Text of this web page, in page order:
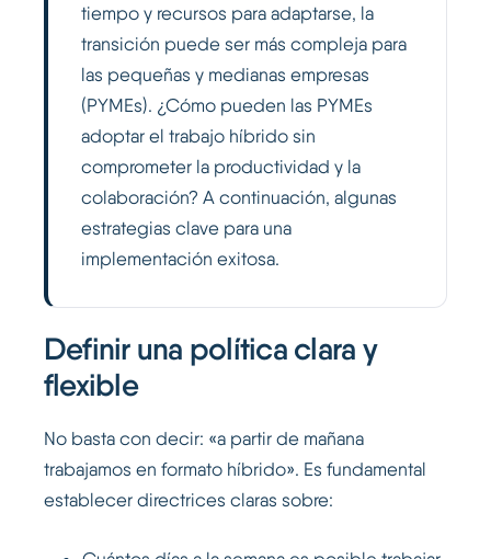
tiempo y recursos para adaptarse, la
transición puede ser más compleja para
las pequeñas y medianas empresas
(PYMEs). ¿Cómo pueden las PYMEs
adoptar el trabajo híbrido sin
comprometer la productividad y la
colaboración? A continuación, algunas
estrategias clave para una
implementación exitosa.
Definir una política clara y
flexible
No basta con decir: «a partir de mañana
trabajamos en formato híbrido». Es fundamental
establecer directrices claras sobre: